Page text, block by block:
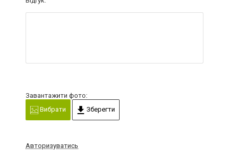
Завантажити фото:
Вибрати
Зберегти
Авторизуватись